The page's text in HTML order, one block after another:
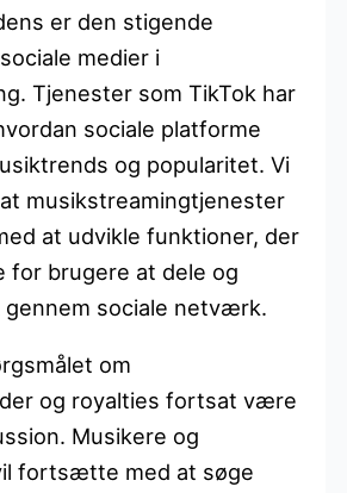
er den stigende
medier i
Tjenester som TikTok har
sociale platforme
og popularitet. Vi
musikstreamingtjenester
at udvikle funktioner, der
for brugere at dele og
gennem sociale netværk.
om
og royalties fortsat være
Musikere og
fortsætte med at søge